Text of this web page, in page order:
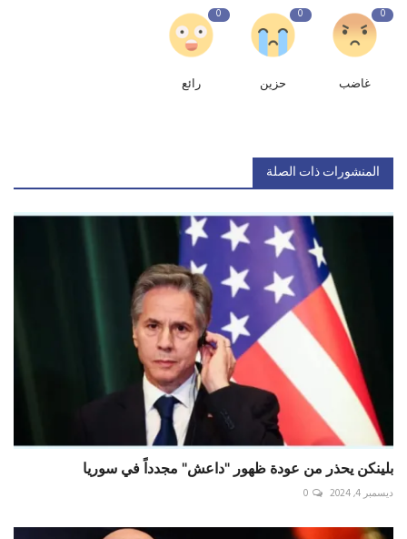
0
غاضب
0
حزين
0
رائع
المنشورات ذات الصلة
بلينكن يحذر من عودة ظهور "داعش" مجدداً في سوريا
ديسمبر 4, 2024 0